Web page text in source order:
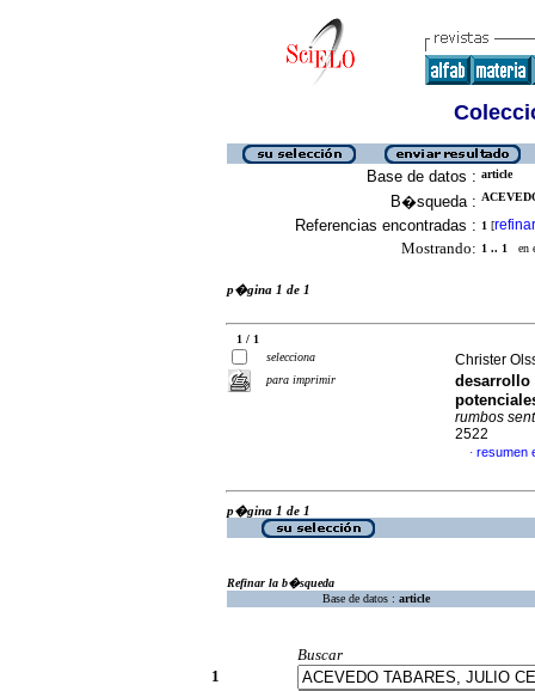
Base de datos : article
B�squeda :
Referencias encontradas : 1 [refinar
Mostrando: 1 .. 1 en
p�gina 1 de 1
1 / 1
selecciona
para imprimir
Christer
desarrollo
rumbos
2522
· resumen
p�gina 1 de 1
Refinar la b�squeda
Base de datos : article
Buscar
1